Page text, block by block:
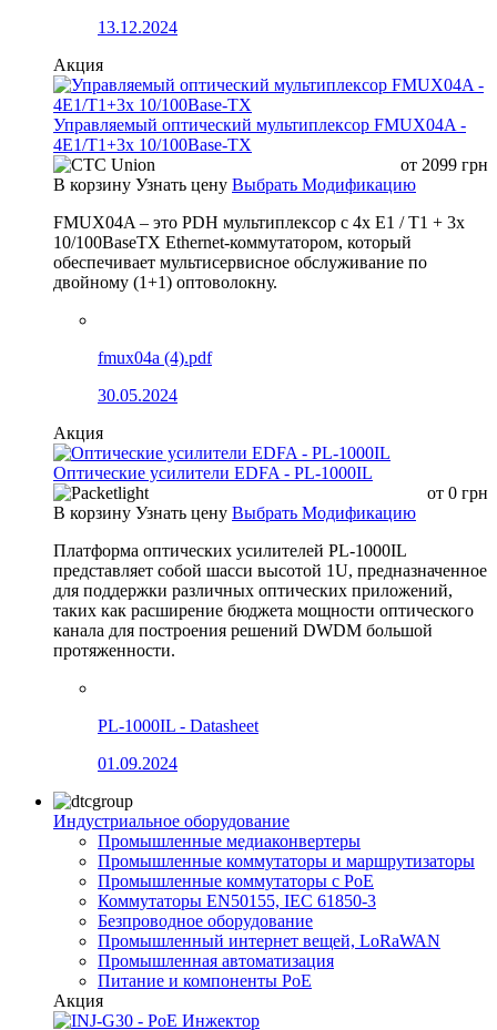
13.12.2024
Акция
Управляемый оптический мультиплексор FMUX04A -
4E1/T1+3x 10/100Base-TX
от 2099 грн
В корзину Узнать цену Выбрать Модификацию
FMUX04A – это PDH мультиплексор с 4x E1 / T1 + 3x
10/100BaseTX Ethernet-коммутатором, который
обеспечивает мультисервисное обслуживание по
двойному (1+1) оптоволокну.
fmux04a (4).pdf
30.05.2024
Акция
Оптические усилители EDFA - PL-1000IL
от 0 грн
В корзину Узнать цену Выбрать Модификацию
Платформа оптических усилителей PL-1000IL
представляет собой шасси высотой 1U, предназначенное
для поддержки различных оптических приложений,
таких как расширение бюджета мощности оптического
канала для построения решений DWDM большой
протяженности.
PL-1000IL - Datasheet
01.09.2024
Индустриальное оборудование
Промышленные медиаконвертеры
Промышленные коммутаторы и маршрутизаторы
Промышленные коммутаторы с PoE
Коммутаторы EN50155, IEC 61850-3
Безпроводное оборудование
Промышленный интернет вещей, LoRaWAN
Промышленная автоматизация
Питание и компоненты PoE
Акция